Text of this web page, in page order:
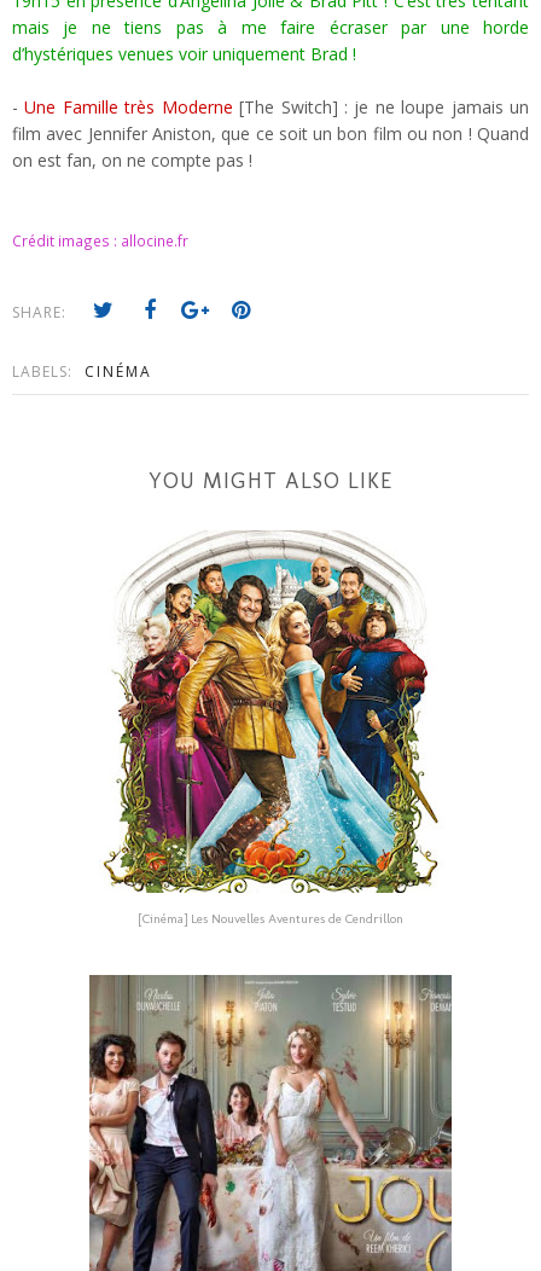
mais je ne tiens pas à me faire écraser par une horde
d’hystériques venues voir uniquement Brad !
-Une Famille très Moderne [The Switch] : je ne loupe jamais un
film avec Jennifer Aniston, que ce soit un bon film ou non ! Quand
on est fan, on ne compte pas !
Crédit images : allocine.fr
SHARE:
LABELS: CINÉMA
YOU MIGHT ALSO LIKE
[Cinéma] Les Nouvelles Aventures de Cendrillon